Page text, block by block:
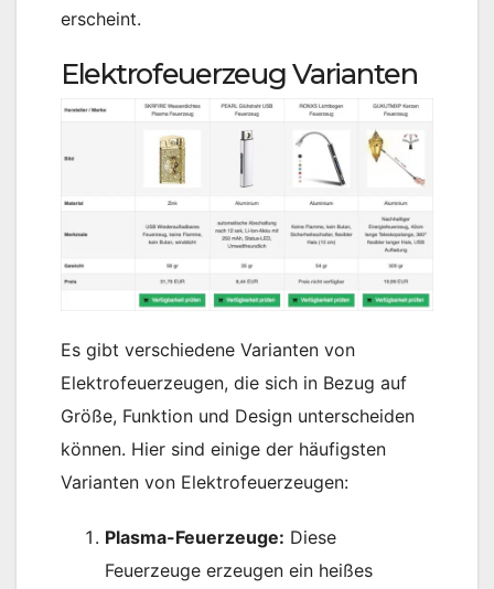
erscheint.
Elektrofeuerzeug Varianten
Es gibt verschiedene Varianten von
Elektrofeuerzeugen, die sich in Bezug auf
Größe, Funktion und Design unterscheiden
können. Hier sind einige der häufigsten
Varianten von Elektrofeuerzeugen:
Plasma-Feuerzeuge: Diese
Feuerzeuge erzeugen ein heißes